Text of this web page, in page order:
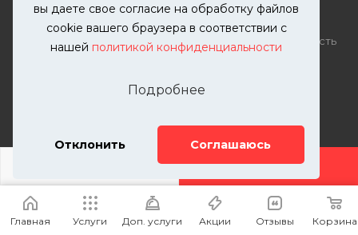
вы даете свое согласие на обработку файлов
cookie вашего браузера в соответствии с
нашей политикой конфиденциальности
Подробнее
Отклонить Соглашаюсь
ДОБАВИТЬ УСЛУГУ
2026 © KUTUZOVV | Кузовной ремонт и покраска
автомобилей. Вся информация на сайте – собственность
разрешения запрещена. Все права защищены.
Телефон: 8(499)-302-00-57
Главная Услуги Доп. услуги Акции Отзывы Корзина